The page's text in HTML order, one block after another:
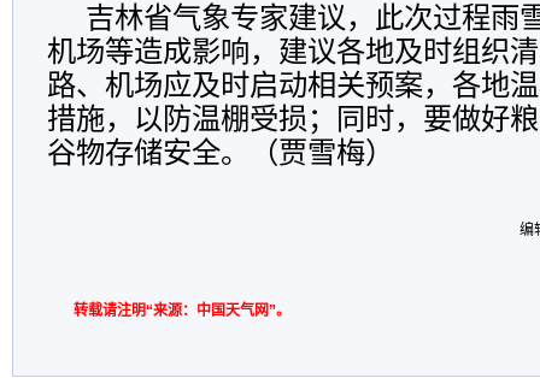
吉林省气象专家建议，此次过程雨
机场等造成影响， 建议各地及时组织
路、机场应及时启动相关预案，各地
措施，以防温棚受损；同时，要做好
谷物存储安全。
（贾雪梅）
编
转载请注明“来源：中国天气网”。